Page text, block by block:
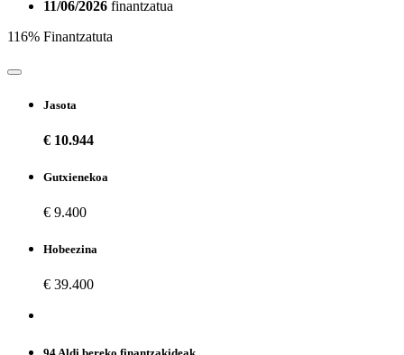
11/06/2026 finantzatua
116% Finantzatuta
Jasota
€ 10.944
Gutxienekoa
€ 9.400
Hobeezina
€ 39.400